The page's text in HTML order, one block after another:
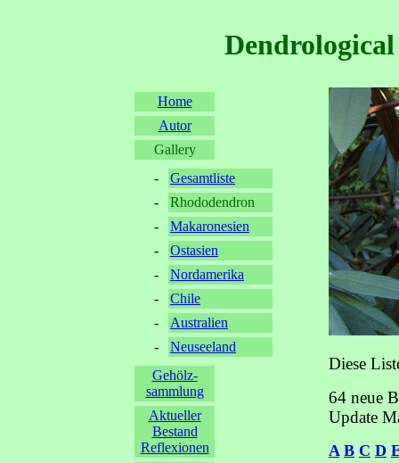
Home
Autor
Gallery
-
Gesamtliste
-
Rhododendron
-
Makaronesien
-
Ostasien
-
Nordamerika
-
Chile
-
Australien
-
Neuseeland
Gehölz-
sammlung
Aktueller
Bestand
Reflexionen
Diese
64 neue
Update
A B C D